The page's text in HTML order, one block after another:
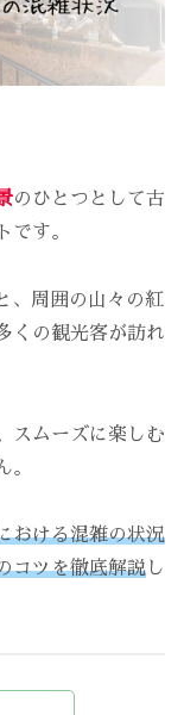
のひとつとして古
です。
、周囲の山々の紅
くの観光客が訪れ
スムーズに楽しむ
。
おける混雑の状況
コツを徹底解説 し